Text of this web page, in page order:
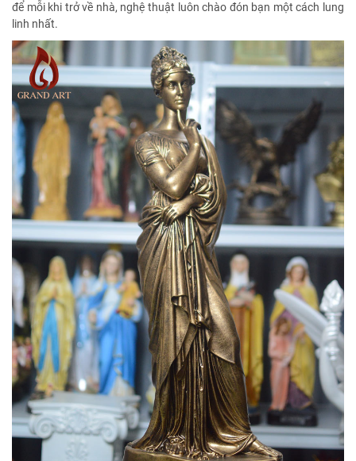
để mỗi khi trở về nhà, nghệ thuật luôn chào đón bạn một cách lung
linh nhất.